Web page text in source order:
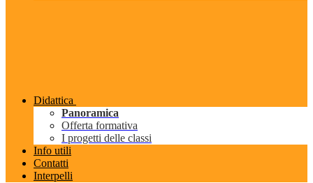
Didattica
Panoramica
Offerta formativa
I progetti delle classi
Info utili
Contatti
Interpelli